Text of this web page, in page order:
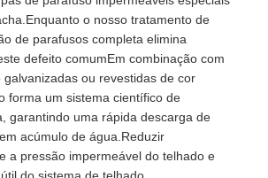
o nosso tratamento de
de parafusos completa elimina
defeito comumEm combinação com
galvanizadas ou revestidas de cor
forma um sistema científico de
garantindo uma rápida descarga de
acúmulo de água.Reduzir
a pressão impermeável do telhado e
do sistema de telhado.